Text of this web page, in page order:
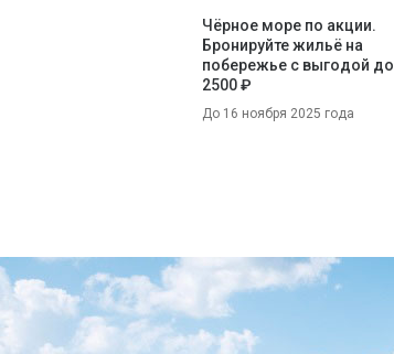
Чёрное море по акции.
Бронируйте жильё на
побережье с выгодой до
2500 ₽
До 16 ноября 2025 года